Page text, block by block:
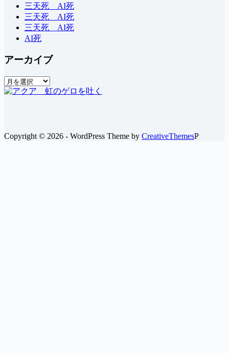
三天死 AI死
三天死 AI死
三天死 AI死
AI死
アーカイブ
ア
ー
Copyright © 2026 - WordPress Theme by CreativeThemesP